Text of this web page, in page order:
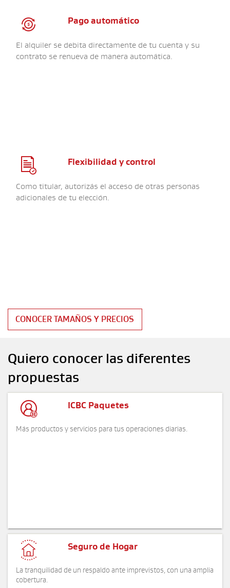
​ Pago automático
El alquiler se debita directamente de tu cuenta y su
contrato se renueva de manera automática.
 Flexibilidad y control
Como titular, autorizás el acceso de otras personas
adicionales de tu elección.
CONOCER TAMAÑOS Y PRECIOS
Quiero conocer las diferentes
propuestas
 ICBC Paquetes
Más productos y servicios para tus operaciones diarias.
 Seguro de Hogar
La tranquilidad de un respaldo ante imprevistos, con una amplia
cobertura.